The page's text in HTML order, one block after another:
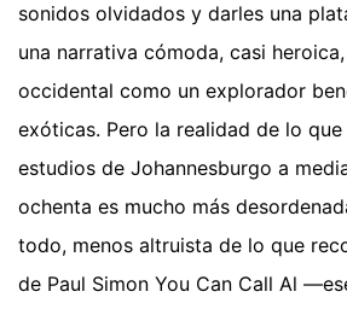
sonidos olvidados y darles una
una narrativa cómoda, casi
occidental como un explorador
exóticas. Pero la realidad de lo
estudios de Johannesburgo a
ochenta es mucho más
todo, menos altruista de lo que
de Paul Simon You Can Call Al